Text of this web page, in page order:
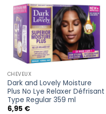
CHEVEUX
Dark and Lovely Moisture
Plus No Lye Relaxer Défrisant
Type Regular 359 ml
6,95 €